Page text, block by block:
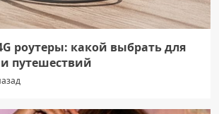
роутеры: какой выбрать для
путешествий